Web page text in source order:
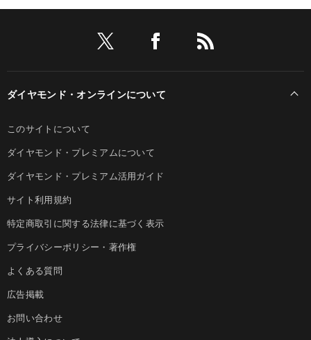
ダイヤモンド・オンラインについて
このサイトについて
ダイヤモンド・プレミアムについて
ダイヤモンド・プレミアム活用ガイド
サイト利用規約
特定商取引に関する法律に基づく表示
プライバシーポリシー・著作権
よくある質問
広告掲載
お問い合わせ